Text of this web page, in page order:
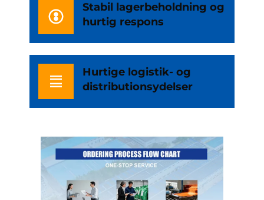
Stabil lagerbeholdning og
hurtig respons
Hurtige logistik- og
distributionsydelser